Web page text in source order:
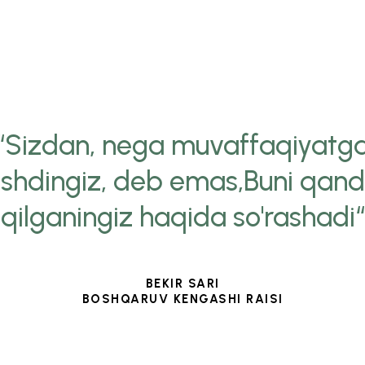
nega
deb emas,Buni
qilganingiz haqida so'rashadi“
BEKIR SARI
BOSHQARUV KENGASHI RAISI